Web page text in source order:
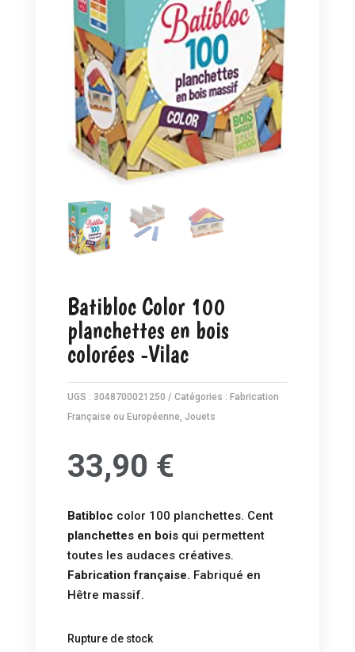
Batibloc Color 100
planchettes en bois
colorées -Vilac
UGS : 3048700021250 Catégories : Fabrication
Française ou Européenne, Jouets
33,90 €
Batibloc color 100 planchettes. Cent
planchettes en boisqui permettent
toutes les audaces créatives.
Fabrication française. Fabriqué en
Hêtre massif.
Rupture de stock